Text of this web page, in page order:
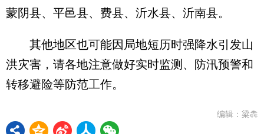
蒙阴县、平邑县、费县、沂水县、沂南县。
其他地区也可能因局地短历时强降水引发山
洪灾害，请各地注意做好实时监测、防汛预警和
转移避险等防范工作。
编辑：梁犇